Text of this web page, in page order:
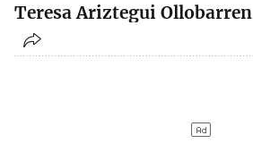
Teresa Ariztegui Ollobarren